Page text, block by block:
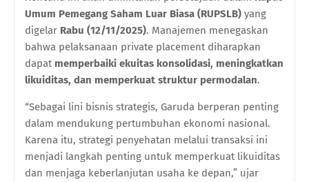
Umum Pemegang Saham Luar Biasa (RUPSLB) yang
digelar Rabu (12/11/2025). Manajemen menegaskan
bahwa pelaksanaan private placement diharapkan
dapat memperbaiki ekuitas konsolidasi, meningkatkan
likuiditas, dan memperkuat struktur permodalan.
“Sebagai lini bisnis strategis, Garuda berperan penting
dalam mendukung pertumbuhan ekonomi nasional.
Karena itu, strategi penyehatan melalui transaksi ini
menjadi langkah penting untuk memperkuat likuiditas
dan menjaga keberlanjutan usaha ke depan,” ujar